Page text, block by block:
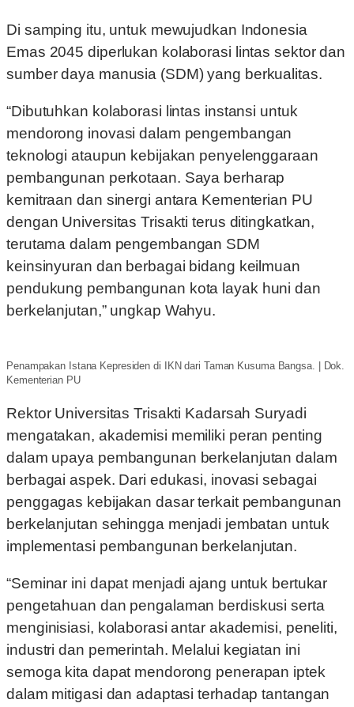
Di samping itu, untuk mewujudkan Indonesia
Emas 2045 diperlukan kolaborasi lintas sektor dan
sumber daya manusia (SDM) yang berkualitas.
“Dibutuhkan kolaborasi lintas instansi untuk
mendorong inovasi dalam pengembangan
teknologi ataupun kebijakan penyelenggaraan
pembangunan perkotaan. Saya berharap
kemitraan dan sinergi antara Kementerian PU
dengan Universitas Trisakti terus ditingkatkan,
terutama dalam pengembangan SDM
keinsinyuran dan berbagai bidang keilmuan
pendukung pembangunan kota layak huni dan
berkelanjutan,” ungkap Wahyu.
Penampakan Istana Kepresiden di IKN dari Taman Kusuma Bangsa. | Dok.
Kementerian PU
Rektor Universitas Trisakti Kadarsah Suryadi
mengatakan, akademisi memiliki peran penting
dalam upaya pembangunan berkelanjutan dalam
berbagai aspek. Dari edukasi, inovasi sebagai
penggagas kebijakan dasar terkait pembangunan
berkelanjutan sehingga menjadi jembatan untuk
implementasi pembangunan berkelanjutan.
“Seminar ini dapat menjadi ajang untuk bertukar
pengetahuan dan pengalaman berdiskusi serta
menginisiasi, kolaborasi antar akademisi, peneliti,
industri dan pemerintah. Melalui kegiatan ini
semoga kita dapat mendorong penerapan iptek
dalam mitigasi dan adaptasi terhadap tantangan